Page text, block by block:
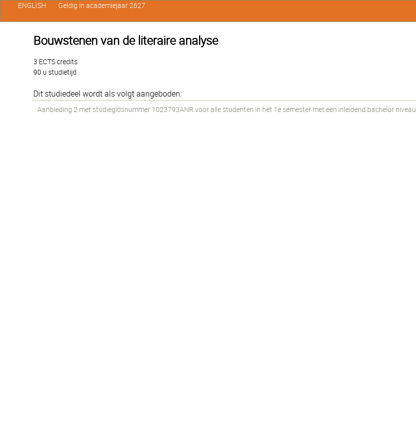
Bouwstenen van de literaire analyse
3 ECTS credits
90 u studietijd
Dit studiedeel wordt als volgt aangeboden:
Aanbieding 2 met studiegidsnummer 1023793ANR voor alle studenten in het 1e semester met een inleidend bachelor niveau.
ENGLISH Geldig in academiejaar 2627